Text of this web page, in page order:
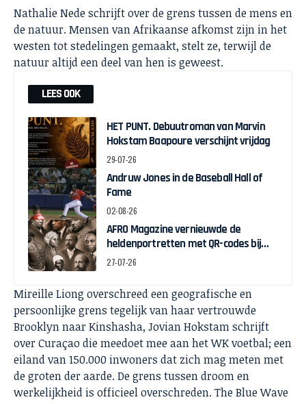
Nathalie Nede schrijft over de grens tussen de mens en
de natuur. Mensen van Afrikaanse afkomst zijn in het
westen tot stedelingen gemaakt, stelt ze, terwijl de
natuur altijd een deel van hen is geweest.
LEES OOK
HET PUNT. Debuutroman van Marvin
Hokstam Baapoure verschijnt vrijdag
29-07-26
Andruw Jones in de Baseball Hall of
Fame
02-08-26
AFRO Magazine vernieuwde de
heldenportretten met QR-codes bij
Assin Manso
27-07-26
Mireille Liong overschreed een geografische en
persoonlijke grens tegelijk van haar vertrouwde
Brooklyn naar Kinshasha, Jovian Hokstam schrijft
over Curaçao die meedoet mee aan het WK voetbal; een
eiland van 150.000 inwoners dat zich mag meten met
de groten der aarde. De grens tussen droom en
werkelijkheid is officieel overschreden. The Blue Wave